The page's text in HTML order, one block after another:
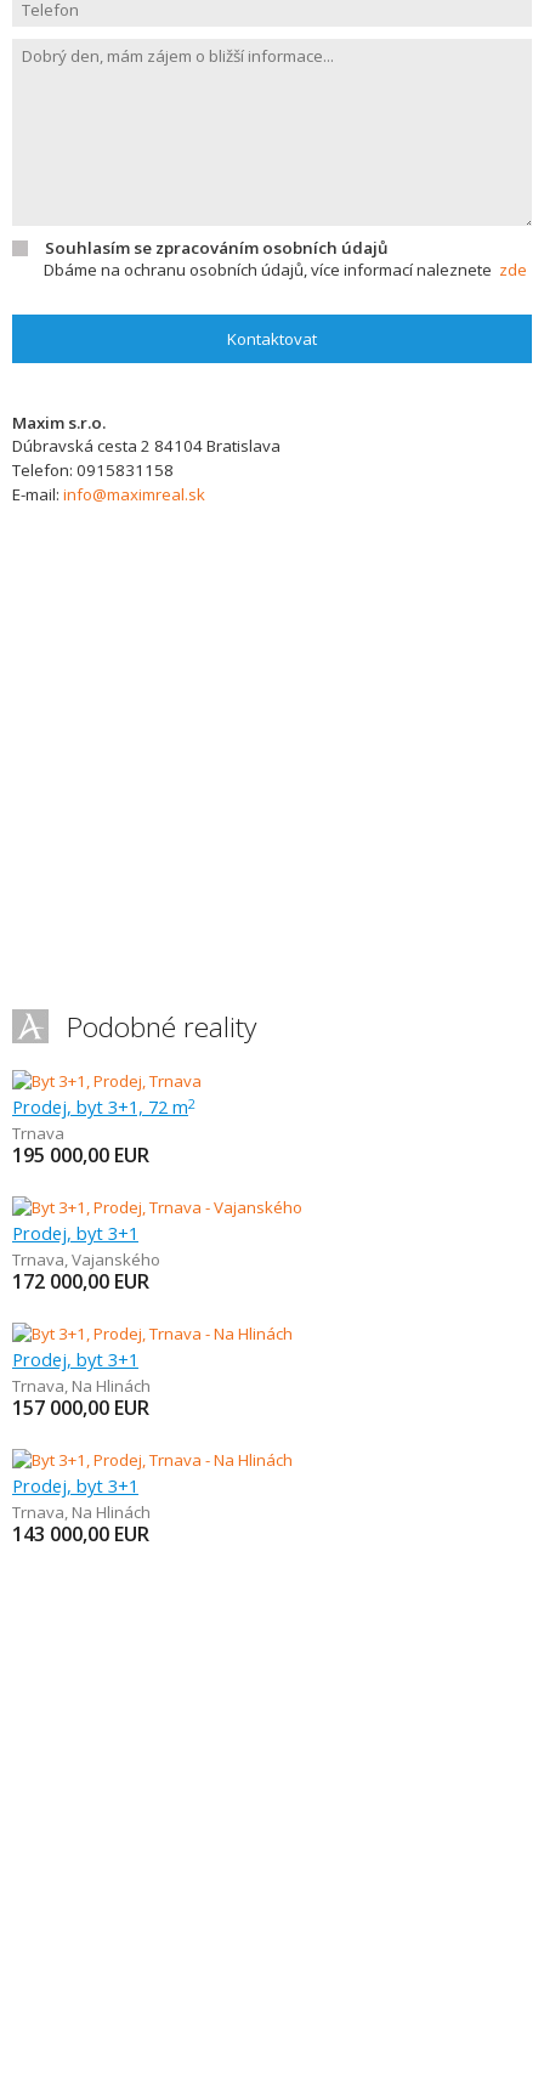
Souhlasím se zpracováním osobních údajů
Dbáme na ochranu osobních údajů, více informací naleznete zde
Kontaktovat
Maxim s.r.o.
Dúbravská cesta 2 84104Bratislava
Telefon: 0915831158
E-mail: info@maximreal.sk
Podobné reality
Prodej, byt 3+1, 72 m2
Trnava
195 000,00 EUR
Prodej, byt 3+1
Trnava,Vajanského
172 000,00 EUR
Prodej, byt 3+1
Trnava, Na Hlinách
157 000,00 EUR
Prodej, byt 3+1
Trnava, Na Hlinách
143 000,00 EUR